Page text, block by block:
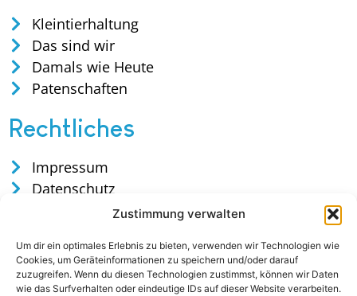
Zustimmung verwalten
Um dir ein optimales Erlebnis zu bieten, verwenden wir Technologien wie
Cookies, um Geräteinformationen zu speichern und/oder darauf
zuzugreifen. Wenn du diesen Technologien zustimmst, können wir Daten
wie das Surfverhalten oder eindeutige IDs auf dieser Website verarbeiten.
Kleintierhaltung
Das sind wir
Damals wie Heute
Patenschaften
Rechtliches
Impressum
Datenschutz